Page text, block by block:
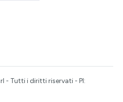
- Tutti i diritti riservati - PI: